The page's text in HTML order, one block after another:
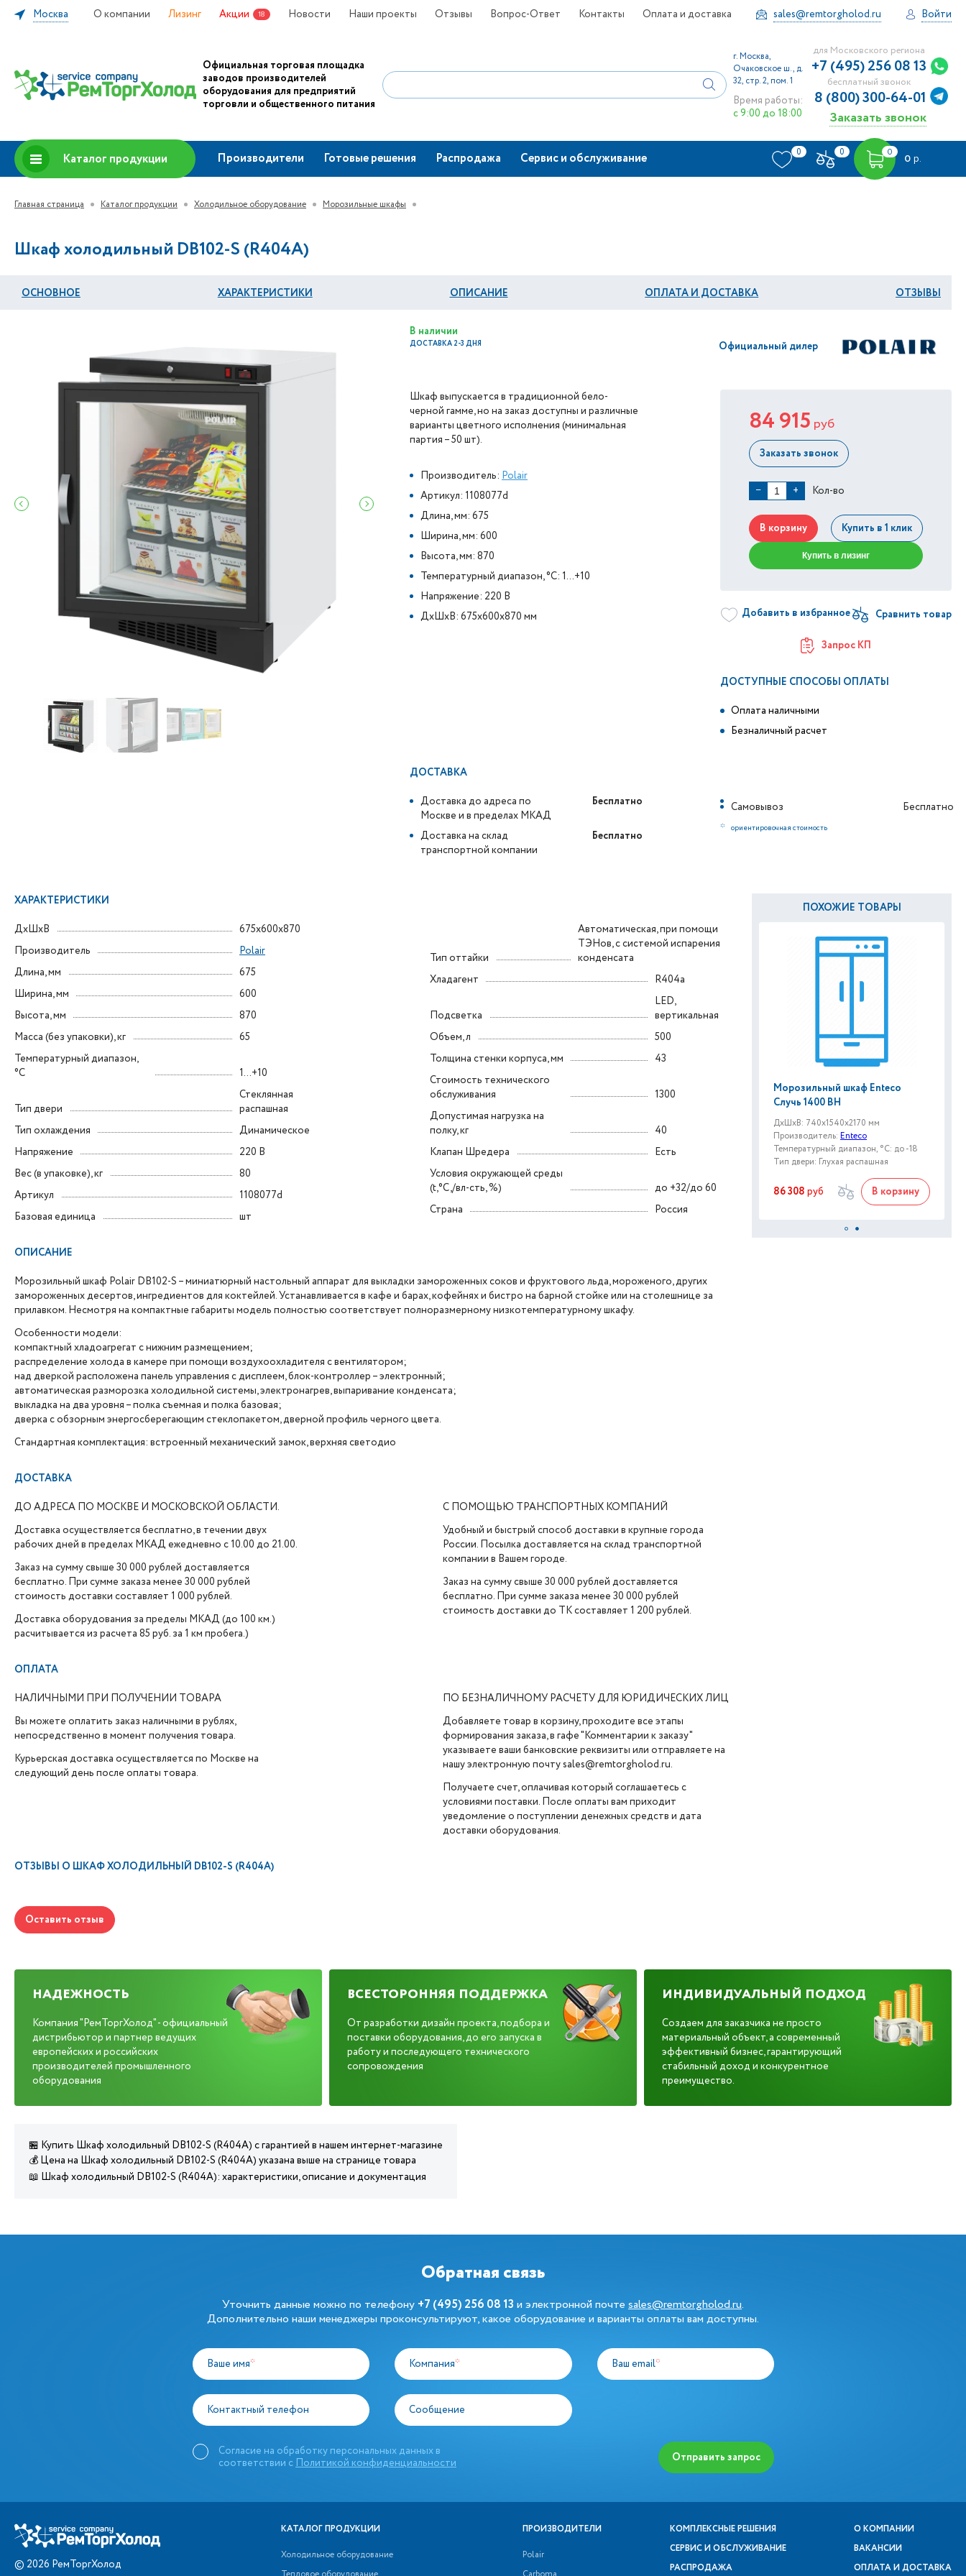
Москва О компании Лизинг Акции 18 Новости Наши проекты Отзывы Вопрос-Ответ Контакты Оплата и доставка sales@remtorgholod.ru Войти
Официальная торговая площадка
заводов производителей
оборудования для предприятий
торговли и общественного питания
г. Москва,
Очаковское ш., д.
32, стр. 2, пом. 1
Время работы:
с 9:00 до 18:00
для Московского региона
+7 (495) 256 08 13
бесплатный звонок
8 (800) 300-64-01
Заказать звонок
Каталог продукции Производители Готовые решения Распродажа Сервис и обслуживание 0 0 0
0 р.
Главная страница Каталог продукции Холодильное оборудование Морозильные шкафы
Шкаф холодильный DB102-S (R404A)
ОСНОВНОЕ ХАРАКТЕРИСТИКИ ОПИСАНИЕ ОПЛАТА И ДОСТАВКА ОТЗЫВЫ
В наличии
ДОСТАВКА 2-3 ДНЯ Официальный дилер
Шкаф выпускается в традиционной бело-
черной гамме, но на заказ доступны и различные
варианты цветного исполнения (минимальная
партия – 50 шт).
Производитель: Polair
Артикул: 1108077d
Длина, мм: 675
Ширина, мм: 600
Высота, мм: 870
Температурный диапазон, °C: 1…+10
Напряжение: 220 В
ДxШxВ: 675x600x870 мм
84 915 руб
Заказать звонок
− + Кол-во
В корзину Купить в 1 клик
Купить в лизинг
Добавить в избранное
Запрос КП
ДОСТУПНЫЕ СПОСОБЫ ОПЛАТЫ
Оплата наличными
Безналичный расчет
ДОСТАВКА
Доставка до адреса по
Москве и в пределах МКАД
Бесплатно
Доставка на склад
транспортной компании
Бесплатно
Самовывоз
Бесплатно
* ориентировочная стоимость
ХАРАКТЕРИСТИКИ
ДxШxВ
675x600x870
Производитель
Polair
Длина, мм
675
Ширина, мм
600
Высота, мм
870
Масса (без упаковки), кг
65
Температурный диапазон,
°C
1…+10
Тип двери
Стеклянная
распашная
Тип охлаждения
Динамическое
Напряжение
220 В
Вес (в упаковке), кг
80
Артикул
1108077d
Базовая единица
шт
Тип оттайки
Автоматическая, при помощи
ТЭНов, с системой испарения
конденсата
Хладагент
R404a
Подсветка
LED,
вертикальная
Объем, л
500
Толщина стенки корпуса, мм
43
Стоимость технического
обслуживания
1300
Допустимая нагрузка на
полку, кг
40
Клапан Шредера
Есть
Условия окружающей среды
(t,°C,/вл-сть, %)
до +32/до 60
Страна
Россия
ОПИСАНИЕ
Морозильный шкаф Polair DB102-S – миниатюрный настольный аппарат для выкладки замороженных соков и фруктового льда, мороженого, других
замороженных десертов, ингредиентов для коктейлей. Устанавливается в кафе и барах, кофейнях и бистро на барной стойке или на столешнице за
прилавком. Несмотря на компактные габариты модель полностью соответствует полноразмерному низкотемпературному шкафу.
Особенности модели:
компактный хладоагрегат с нижним размещением;
распределение холода в камере при помощи воздухоохладителя с вентилятором;
над дверкой расположена панель управления с дисплеем, блок-контроллер – электронный;
автоматическая разморозка холодильной системы, электронагрев, выпаривание конденсата;
выкладка на два уровня – полка съемная и полка базовая;
дверка с обзорным энергосберегающим стеклопакетом, дверной профиль черного цвета.
Стандартная комплектация: встроенный механический замок, верхняя светодио
ДОСТАВКА
ДО АДРЕСА ПО МОСКВЕ И МОСКОВСКОЙ ОБЛАСТИ.
Доставка осуществляется бесплатно, в течении двух
рабочих дней в пределах МКАД ежедневно с 10.00 до 21.00.
Заказ на сумму свыше 30 000 рублей доставляется
бесплатно. При сумме заказа менее 30 000 рублей
стоимость доставки составляет 1 000 рублей.
Доставка оборудования за пределы МКАД (до 100 км.)
расчитывается из расчета 85 руб. за 1 км пробега.)
С ПОМОЩЬЮ ТРАНСПОРТНЫХ КОМПАНИЙ
Удобный и быстрый способ доставки в крупные города
России. Посылка доставляется на склад транспортной
компании в Вашем городе.
Заказ на сумму свыше 30 000 рублей доставляется
бесплатно. При сумме заказа менее 30 000 рублей
стоимость доставки до ТК составляет 1 200 рублей.
ОПЛАТА
НАЛИЧНЫМИ ПРИ ПОЛУЧЕНИИ ТОВАРА
Вы можете оплатить заказ наличными в рублях,
непосредственно в момент получения товара.
Курьерская доставка осуществляется по Москве на
следующий день после оплаты товара.
ПО БЕЗНАЛИЧНОМУ РАСЧЕТУ ДЛЯ ЮРИДИЧЕСКИХ ЛИЦ
Добавляете товар в корзину, проходите все этапы
формирования заказа, в гафе "Комментарии к заказу"
указываете ваши банковские реквизиты или отправляете на
нашу электронную почту sales@remtorgholod.ru.
Получаете счет, оплачивая который соглашаетесь с
условиями поставки. После оплаты вам приходит
уведомление о поступлении денежных средств и дата
доставки оборудования.
ОТЗЫВЫ О ШКАФ ХОЛОДИЛЬНЫЙ DB102-S (R404A)
Оставить отзыв
ПОХОЖИЕ ТОВАРЫ
Морозильный шкаф Enteco
Случь 1400 ВН
ДxШxВ: 740x1540x2170 мм
Производитель: Enteco
Температурный диапазон, °C: до -18
Тип двери: Глухая распашная
86 308 руб В корзину
НАДЕЖНОСТЬ
Компания "РемТоргХолод" - официальный
дистрибьютор и партнер ведущих
европейских и российских
производителей промышленного
оборудования
ВСЕСТОРОННЯЯ ПОДДЕРЖКА
От разработки дизайн проекта, подбора и
поставки оборудования, до его запуска в
работу и последующего технического
сопровождения
ИНДИВИДУАЛЬНЫЙ ПОДХОД
Создаем для заказчика не просто
материальный объект, а современный
эффективный бизнес, гарантирующий
стабильный доход и конкурентное
преимущество.
🏪 Купить Шкаф холодильный DB102-S (R404A) с гарантией в нашем интернет-магазине
💰 Цена на Шкаф холодильный DB102-S (R404A) указана выше на странице товара
📖 Шкаф холодильный DB102-S (R404A): характеристики, описание и документация
Обратная связь
Уточнить данные можно по телефону +7 (495) 256 08 13 и электронной почте sales@remtorgholod.ru.
Дополнительно наши менеджеры проконсультируют, какое оборудование и варианты оплаты вам доступны.
Ваше имя* Компания* Ваш email*
Контактный телефон Сообщение
Согласие на обработку персональных данных в
соответствии сПолитикой конфиденциальности Отправить запрос
© 2026 РемТоргХолод
КАТАЛОГ ПРОДУКЦИИ
Холодильное оборудование
ПРОИЗВОДИТЕЛИ
Polair
КОМПЛЕКСНЫЕ РЕШЕНИЯ
СЕРВИС И ОБСЛУЖИВАНИЕ
РАСПРОДАЖА
О КОМПАНИИ
ВАКАНСИИ
ОПЛАТА И ДОСТАВКА